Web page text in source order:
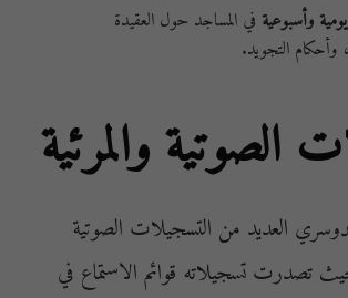
وأسبوعية في المساجد حول العقيدة
وأحكام التجويد.
الصوتية والمرئية
العديد من التسجيلات الصوتية
حيث تصدرت تسجيلاته قوائم الاستماع في